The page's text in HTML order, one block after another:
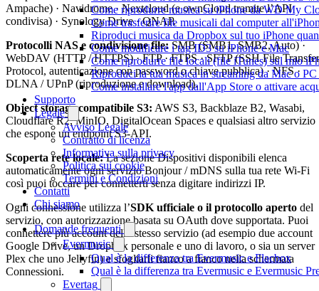
Come riprodurre musica su iPhone da WD My
Come trasferire file musicali dal computer
Riproduci musica da Dropbox sul tuo iPhone
Come modificare i tag ID3 su iPhone e Mac
Come riprodurre file locali (file iTunes) sul mio
Riproduci la tua musica in streaming da Mac o
Come installare l'app dall'App Store o attivare
Supporto
Legale
Avviso Legale
Contratto di licenza
Informativa sulla privacy
Politica sui cookie
Termini e Condizioni
Contatti
Chi siamo
Domande frequenti
Evermusic
Qual è la differenza tra Evermusic e Flacbox
Qual è la differenza tra Evermusic e Evermusic
Evertag
Ampache) · Navidrome · Nextcloud (e ownCloud tramite l’API
condivisa) · Synology Drive · QNAP.
Protocolli NAS e condivisione file: SMB (SMB1, SMB2, Auto) ·
WebDAV (HTTP / HTTPS) · FTP · FTPS · SFTP (SSH File Transfer
Protocol, autenticazione con password o chiave pubblica) · NFS ·
DLNA / UPnP (riproduzione e download).
Object storage compatibile S3: AWS S3, Backblaze B2, Wasabi,
Cloudflare R2, MinIO, DigitalOcean Spaces e qualsiasi altro servizio
che espone un endpoint S3-API.
Scoperta rete locale:La sezione Dispositivi disponibili elenca
automaticamente ogni servizio Bonjour / mDNS sulla tua rete Wi-Fi
così puoi toccare per connetterti senza digitare indirizzi IP.
Ogni connessione utilizza l’SDK ufficiale o il protocollo aperto del
servizio, con autorizzazione basata su OAuth dove supportata. Puoi
connettere più account dello stesso servizio (ad esempio due account
Google Drive, un Dropbox personale e uno di lavoro, o sia un server
Plex che uno Jellyfin) e sfogliarli fianco a fianco nella schermata
Connessioni.